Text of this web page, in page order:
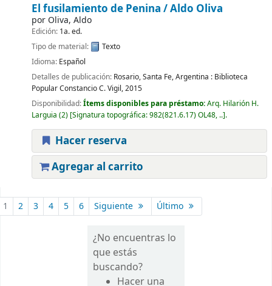
El fusilamiento de Penina /Aldo Oliva
por Oliva, Aldo
Edición: 1a. ed.
Tipo de material:
Texto
Idioma: Español
Detalles de publicación: Rosario, Santa Fe, Argentina : Biblioteca
Popular Constancio C. Vigil,2015
Disponibilidad:Ítems disponibles para préstamo:Arq. Hilarión H.
Larguia (2) Signatura topográfica:982(821.6.17) OL48, .. .
Hacer reserva
Agregar al carrito
1 2 3 4 5 6 Siguiente Último
¿No encuentras lo
que estás
buscando?
Hacer una